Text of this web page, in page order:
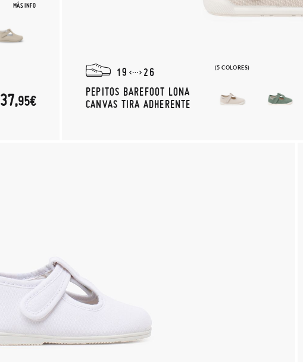
MÁS INFO
37,95€
(5 COLORES)
19
26
PEPITOS BAREFOOT LONA
CANVAS TIRA ADHERENTE